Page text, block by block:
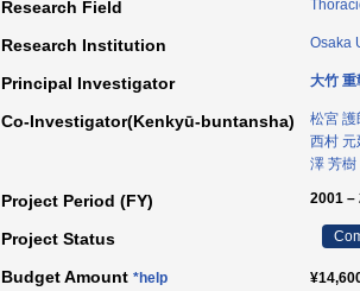
Research Field
Research Institution Osaka
Principal Investigator 大竹 重
Co-Investigator(Kenkyū-buntansha) 松宮 護
西村 元
澤 芳樹
Project Period (FY) 2001 –
Project Status
Budget Amount *help